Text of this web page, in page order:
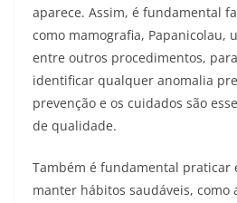
aparece. Assim, é fundamental
como mamografia, Papanicolau,
entre outros procedimentos,
identificar qualquer anomalia
prevenção e os cuidados são
de qualidade.
Também é fundamental praticar
manter hábitos saudáveis, como